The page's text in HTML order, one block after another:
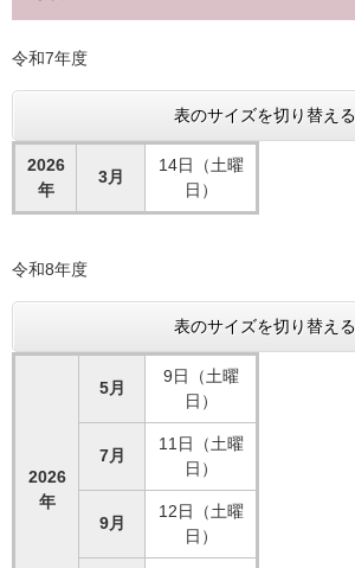
令和7年度
表のサイズを切り替える
2026
年
3月
14日（土曜
日）
令和8年度
表のサイズを切り替える
2026
年
5月
9日（土曜
日）
7月
11日（土曜
日）
9月
12日（土曜
日）